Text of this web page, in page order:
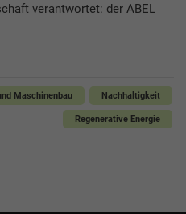
verantwortet: der ABEL
Maschinenbau Nachhaltigkeit
Regenerative Energie